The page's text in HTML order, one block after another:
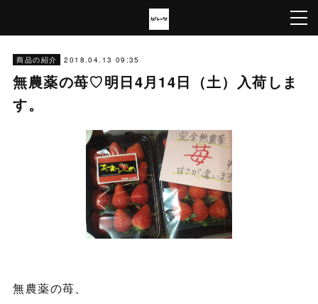
商品の紹介 2018.04.13 09:35
無農薬の苺♡明日4月14日（土）入荷しま
す。
無農薬の苺、